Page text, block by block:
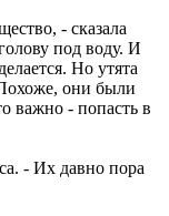
- сказала
под воду. И
Но утята
они были
важно - попасть в
- Их давно пора